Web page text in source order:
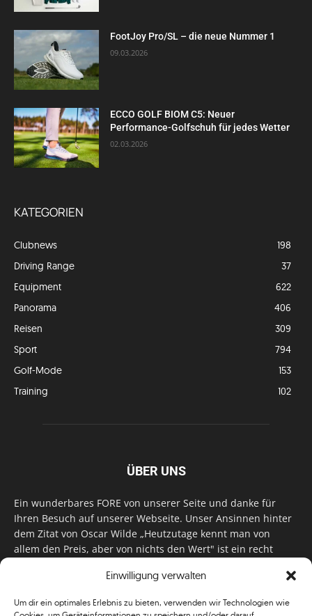
Einwilligung verwalten
Um dir ein optimales Erlebnis zu bieten, verwenden wir Technologien wie
FootJoy Pro/SL – die neue Nummer 1
09.03.2026
ECCO GOLF BIOM C5: Neuer
Performance-Golfschuh für jedes Wetter
02.03.2026
KATEGORIEN
Clubnews
198
Driving Range
37
Equipment
622
Panorama
406
Reisen
309
Sport
794
Golf-Mode
153
Training
102
ÜBER UNS
Ein wunderbares FORE von unserer Seite und danke für
Ihren Besuch auf unserer Webseite. Unser Ansinnen hinter
dem Zitat von Oscar Wilde „Heutzutage kennt man von
allem den Preis, aber von nichts den Wert" ist ein recht
für Monat unser Bestes, um Sie mit außergewöhnlichen
zu versorgen. Im Magazin, auf unserer Website & auf